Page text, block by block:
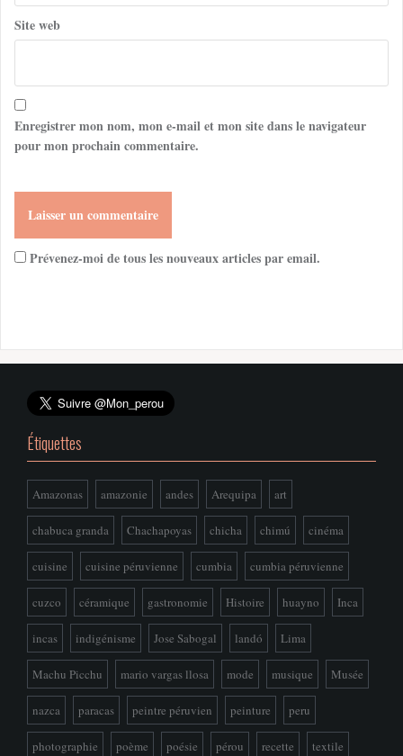
Site web
Enregistrer mon nom, mon e-mail et mon site dans le navigateur
pour mon prochain commentaire.
Prévenez-moi de tous les nouveaux articles par email.
Étiquettes
Amazonas amazonie andes Arequipa art
chabuca granda Chachapoyas chicha chimú cinéma
cuisine cuisine péruvienne cumbia cumbia péruvienne
cuzco céramique gastronomie Histoire huayno Inca
incas indigénisme Jose Sabogal landó Lima
Machu Picchu mario vargas llosa mode musique Musée
nazca paracas peintre péruvien peinture peru
photographie poème poésie pérou recette textile